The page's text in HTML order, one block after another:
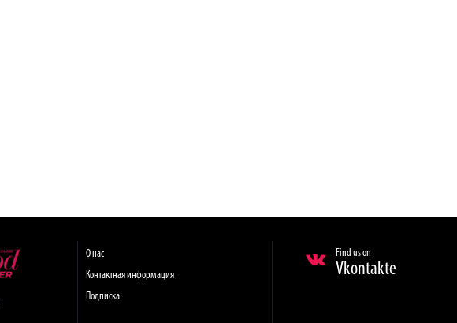
О нас
Контактная информация
Подписка
Find us on
Vkontakte